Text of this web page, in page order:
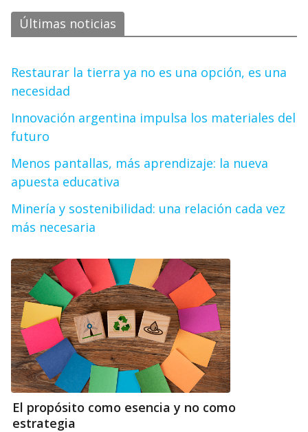
Últimas noticias
Restaurar la tierra ya no es una opción, es una
necesidad
Innovación argentina impulsa los materiales del
futuro
Menos pantallas, más aprendizaje: la nueva
apuesta educativa
Minería y sostenibilidad: una relación cada vez
más necesaria
El propósito como esencia y no como
estrategia